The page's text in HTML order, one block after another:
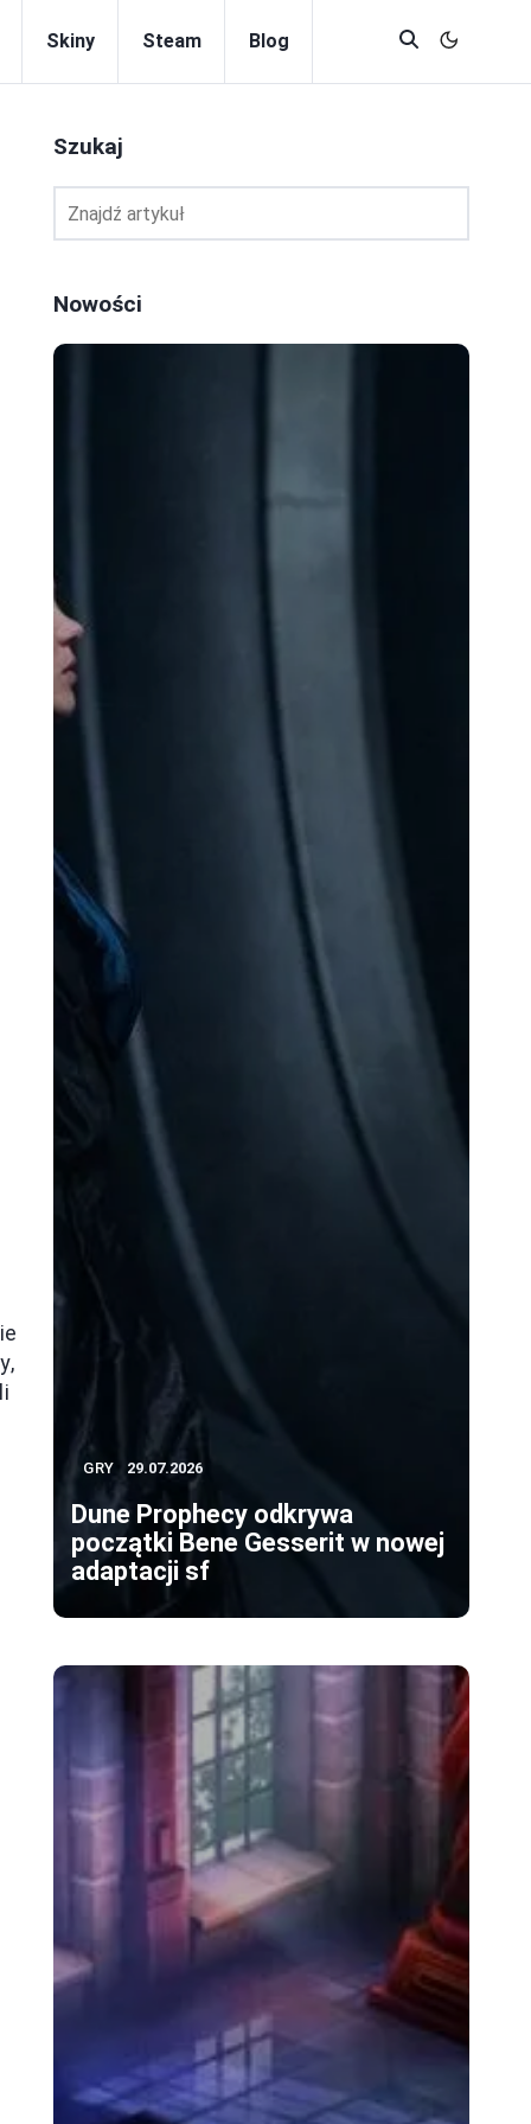
Skiny Steam Blog
Szukaj
Nowości
GRY 29.07.2026
Dune Prophecy odkrywa
początki Bene Gesserit w nowej
adaptacji sf